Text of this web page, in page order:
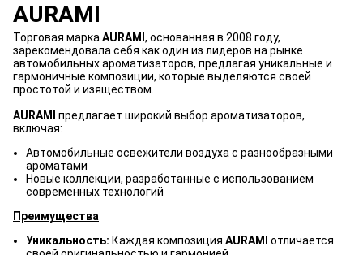
AURAMI
Торговая марка AURAMI , основанная в 2008 году,
зарекомендовала себя как один из лидеров на рынке
автомобильных ароматизаторов, предлагая уникальные и
гармоничные композиции, которые выделяются своей
простотой и изяществом.
AURAMI
предлагает широкий выбор ароматизаторов,
включая:
Автомобильные освежители воздуха с разнообразными
ароматами
Новые коллекции, разработанные с использованием
современных технологий
Преимущества
Уникальность: Каждая композиция AURAMI
отличается